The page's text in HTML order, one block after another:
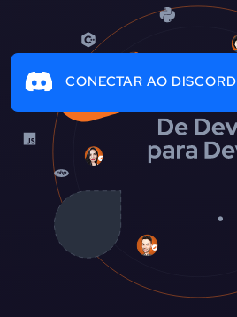
CONECTAR AO DISCORD